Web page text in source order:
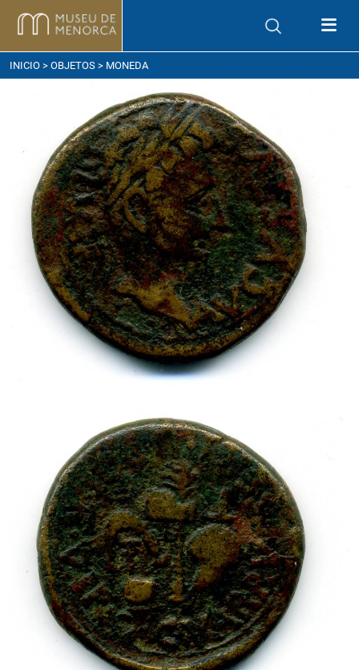
llegar
INICIO > OBJETOS > MONEDA